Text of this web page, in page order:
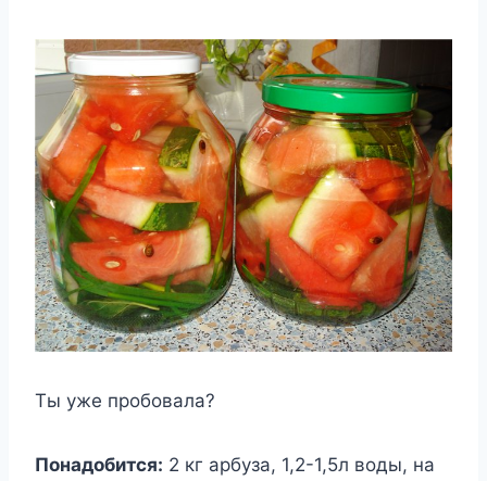
Ты уже пробовала?
Понадобится: 2 кг арбуза, 1,2-1,5л воды, на